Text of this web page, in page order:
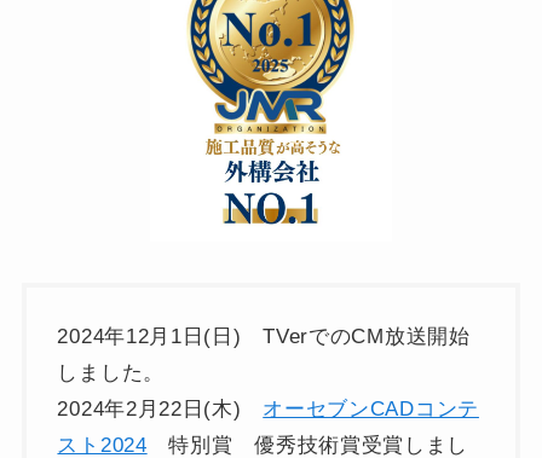
2024年12月1日(日) TVerでのCM放送開始
しました。
2024年2月22日(木) オーセブンCADコンテ
スト2024 特別賞 優秀技術賞受賞しまし